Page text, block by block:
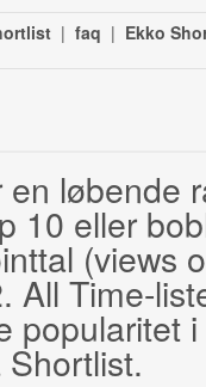
| faq | Ekko
løbende
10 eller
(views
All Time-
popularitet